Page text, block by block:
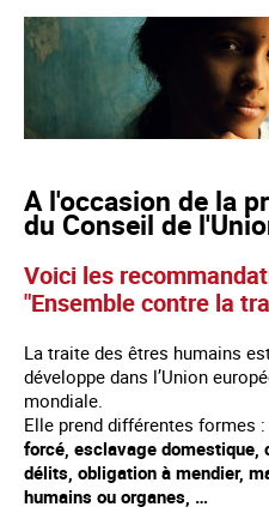
A l'occasion de la
du Conseil de
Voici les
"Ensemble contre la
La traite des êtres humains
développe dans l’Union
mondiale.
Elle prend différentes formes :
forcé, esclavage domestique,
délits, obligation à mendier,
humains ou organes, …